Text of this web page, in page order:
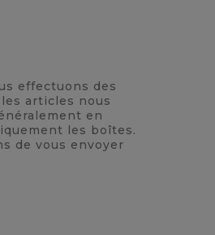
effectuons des
articles nous
en
les boîtes.
de vous envoyer